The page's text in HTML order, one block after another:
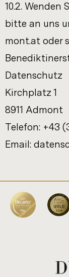
10.2. Wen­den
bitte an uns
mont.atoder
Da­ten­schutz
Kirch­platz 1
8911 Ad­mont
Te­le­fon: +43
Email: